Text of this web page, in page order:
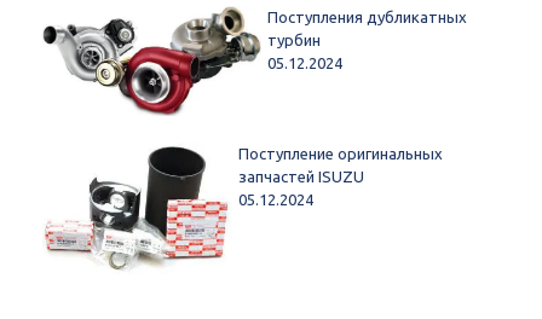
Поступления дубликатных
турбин
05.12.2024
Поступление оригинальных
запчастей ISUZU
05.12.2024